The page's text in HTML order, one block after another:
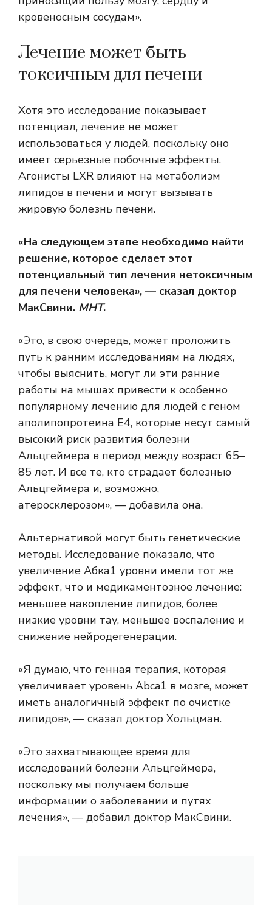
кровеносным сосудам».
Лечение может быть
токсичным для печени
Хотя это исследование показывает
потенциал, лечение не может
использоваться у людей, поскольку оно
имеет серьезные побочные эффекты.
Агонисты LXR влияют на метаболизм
липидов в печени и могут вызывать
жировую болезнь печени.
«На следующем этапе необходимо найти
решение, которое сделает этот
потенциальный тип лечения нетоксичным
для печени человека», — сказал доктор
МакСвини. МНТ.
«Это, в свою очередь, может проложить
путь к ранним исследованиям на людях,
чтобы выяснить, могут ли эти ранние
работы на мышах привести к особенно
популярному лечению для людей с геном
аполипопротеина Е4, которые несут самый
высокий риск развития болезни
Альцгеймера в период между возраст 65–
85 лет. И все те, кто страдает болезнью
Альцгеймера и, возможно,
атеросклерозом», — добавила она.
Альтернативой могут быть генетические
методы. Исследование показало, что
увеличение Абка1 уровни имели тот же
эффект, что и медикаментозное лечение:
меньшее накопление липидов, более
низкие уровни тау, меньшее воспаление и
снижение нейродегенерации.
«Я думаю, что генная терапия, которая
увеличивает уровень Abca1 в мозге, может
иметь аналогичный эффект по очистке
липидов», — сказал доктор Хольцман.
«Это захватывающее время для
исследований болезни Альцгеймера,
поскольку мы получаем больше
информации о заболевании и путях
лечения», — добавил доктор МакСвини.